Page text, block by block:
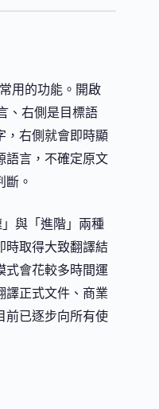
用的功能。開啟
、右側是目標語
，右側就會即時顯
語言，不確定原文
斷。
」與「進階」兩種
時取得大致翻譯結
式會花較多時間運
譯正式文件、商業
前已逐步向所有使